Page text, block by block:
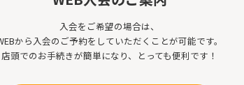
入会をご希望の場合は、
から入会のご予約をしていただくことが可能です。
店頭でのお手続きが簡単になり、とっても便利です！